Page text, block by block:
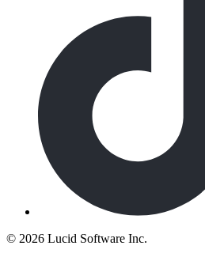
© 2026 Lucid Software Inc.